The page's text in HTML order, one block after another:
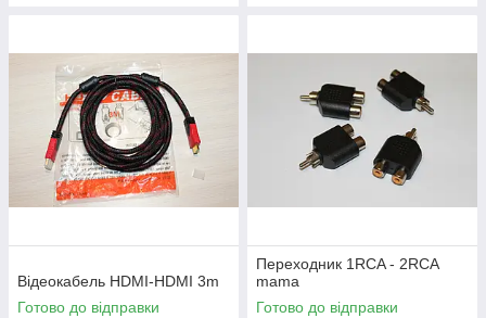
Відеокабель HDMI-HDMI 3m
Готово до відправки
Переходник 1RCA - 2RCA
mama
Готово до відправки